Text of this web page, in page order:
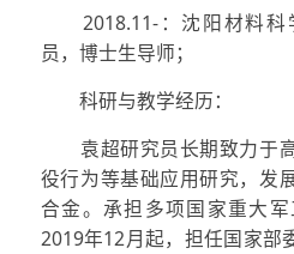
2018.11-：沈阳材料科
员，博士生导师；
科研与教学经历：
袁超研究员长期致力于
役行为等基础应用研究，发
合金。承担多项国家重大军
2019年12月起，担任国家部